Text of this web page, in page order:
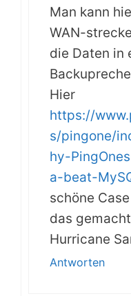
Man kann
WAN-
die Daten in
Hier
https://
s/pingone/
hy-
a-beat-
schöne
das
Hurricane
Antworten